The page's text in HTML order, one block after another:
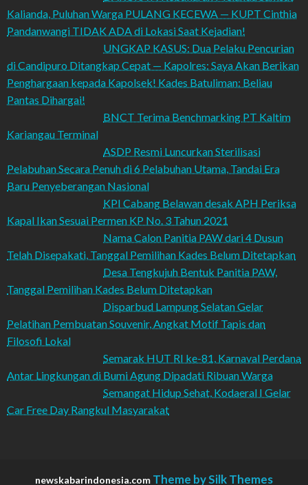
Kalianda, Puluhan Warga PULANG KECEWA — KUPT Cinthia
Pandanwangi TIDAK ADA di Lokasi Saat Kejadian!
UNGKAP KASUS: Dua Pelaku Pencurian
di Candipuro Ditangkap Cepat — Kapolres: Saya Akan Berikan
Penghargaan kepada Kapolsek! Kades Batuliman: Beliau
Pantas Dihargai!
BNCT Terima Benchmarking PT Kaltim
Kariangau Terminal
ASDP Resmi Luncurkan Sterilisasi
Pelabuhan Secara Penuh di 6 Pelabuhan Utama, Tandai Era
Baru Penyeberangan Nasional
KPI Cabang Belawan desak APH Periksa
Kapal Ikan Sesuai Permen KP No. 3 Tahun 2021
Nama Calon Panitia PAW dari 4 Dusun
Telah Disepakati, Tanggal Pemilihan Kades Belum Ditetapkan
Desa Tengkujuh Bentuk Panitia PAW,
Tanggal Pemilihan Kades Belum Ditetapkan
Disparbud Lampung Selatan Gelar
Pelatihan Pembuatan Souvenir, Angkat Motif Tapis dan
Filosofi Lokal
Semarak HUT RI ke-81, Karnaval Perdana
Antar Lingkungan di Bumi Agung Dipadati Ribuan Warga
Semangat Hidup Sehat, Kodaeral I Gelar
Car Free Day Rangkul Masyarakat
newskabarindonesia.com Theme by Silk Themes